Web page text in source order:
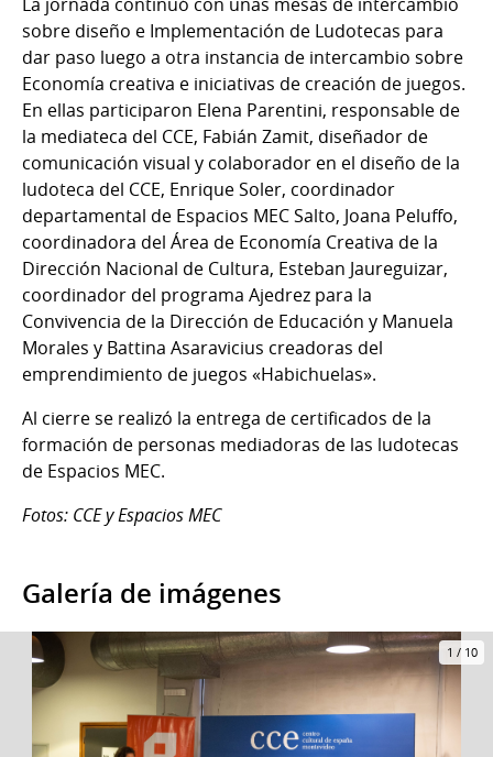
sobre diseño e Implementación de Ludotecas para
dar paso luego a otra instancia de intercambio sobre
Economía creativa e iniciativas de creación de juegos.
En ellas participaron Elena Parentini, responsable de
la mediateca del CCE, Fabián Zamit, diseñador de
comunicación visual y colaborador en el diseño de la
ludoteca del CCE, Enrique Soler, coordinador
departamental de Espacios MEC Salto, Joana Peluffo,
coordinadora del Área de Economía Creativa de la
Dirección Nacional de Cultura, Esteban Jaureguizar,
coordinador del programa Ajedrez para la
Convivencia de la Dirección de Educación y Manuela
Morales y Battina Asaravicius creadoras del
emprendimiento de juegos «Habichuelas».
Al cierre se realizó la entrega de certificados de la
formación de personas mediadoras de las ludotecas
de Espacios MEC.
Fotos: CCE y Espacios MEC
Galería de imágenes
1 / 10